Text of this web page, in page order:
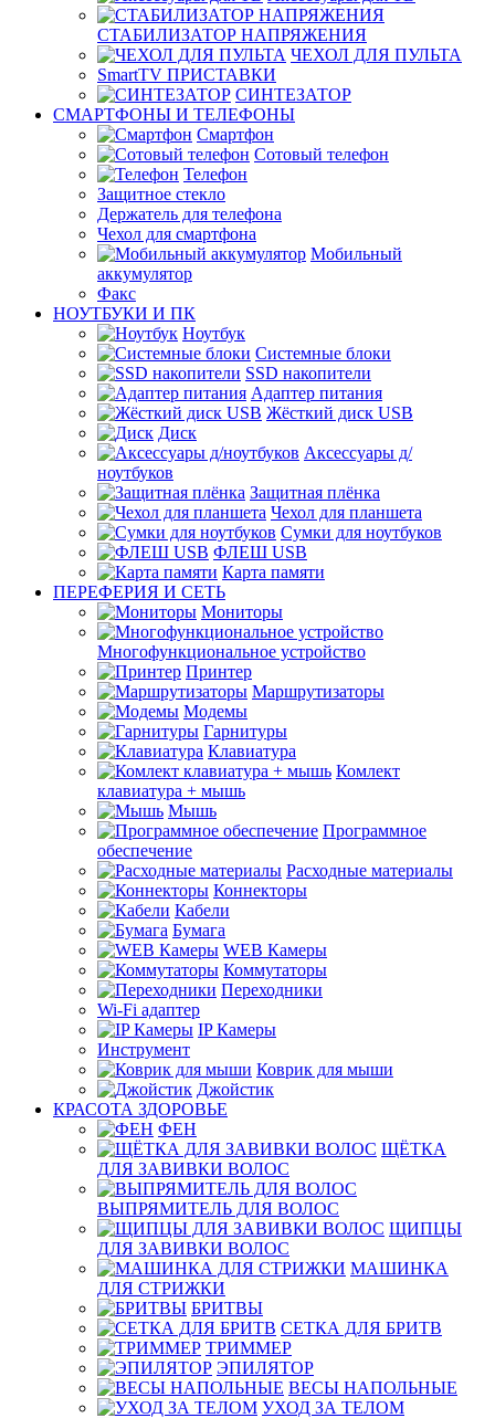
СТАБИЛИЗАТОР НАПРЯЖЕНИЯ
ЧЕХОЛ ДЛЯ ПУЛЬТА
SmartTV ПРИСТАВКИ
СИНТЕЗАТОР
СМАРТФОНЫ И ТЕЛЕФОНЫ
Смартфон
Сотовый телефон
Телефон
Защитное стекло
Держатель для телефона
Чехол для смартфона
Мобильный
аккумулятор
Факс
НОУТБУКИ И ПК
Ноутбук
Системные блоки
SSD накопители
Адаптер питания
Жёсткий диск USB
Диск
Аксессуары д/
ноутбуков
Защитная плёнка
Чехол для планшета
Сумки для ноутбуков
ФЛЕШ USB
Карта памяти
ПЕРЕФЕРИЯ И СЕТЬ
Мониторы
Многофункциональное устройство
Принтер
Маршрутизаторы
Модемы
Гарнитуры
Клавиатура
Комлект
клавиатура + мышь
Мышь
Программное
обеспечение
Расходные материалы
Коннекторы
Кабели
Бумага
WEB Камеры
Коммутаторы
Переходники
Wi-Fi адаптер
IP Камеры
Инструмент
Коврик для мыши
Джойстик
КРАСОТА ЗДОРОВЬЕ
ФЕН
ЩЁТКА
ДЛЯ ЗАВИВКИ ВОЛОС
ВЫПРЯМИТЕЛЬ ДЛЯ ВОЛОС
ЩИПЦЫ
ДЛЯ ЗАВИВКИ ВОЛОС
МАШИНКА
ДЛЯ СТРИЖКИ
БРИТВЫ
СЕТКА ДЛЯ БРИТВ
ТРИММЕР
ЭПИЛЯТОР
ВЕСЫ НАПОЛЬНЫЕ
УХОД ЗА ТЕЛОМ